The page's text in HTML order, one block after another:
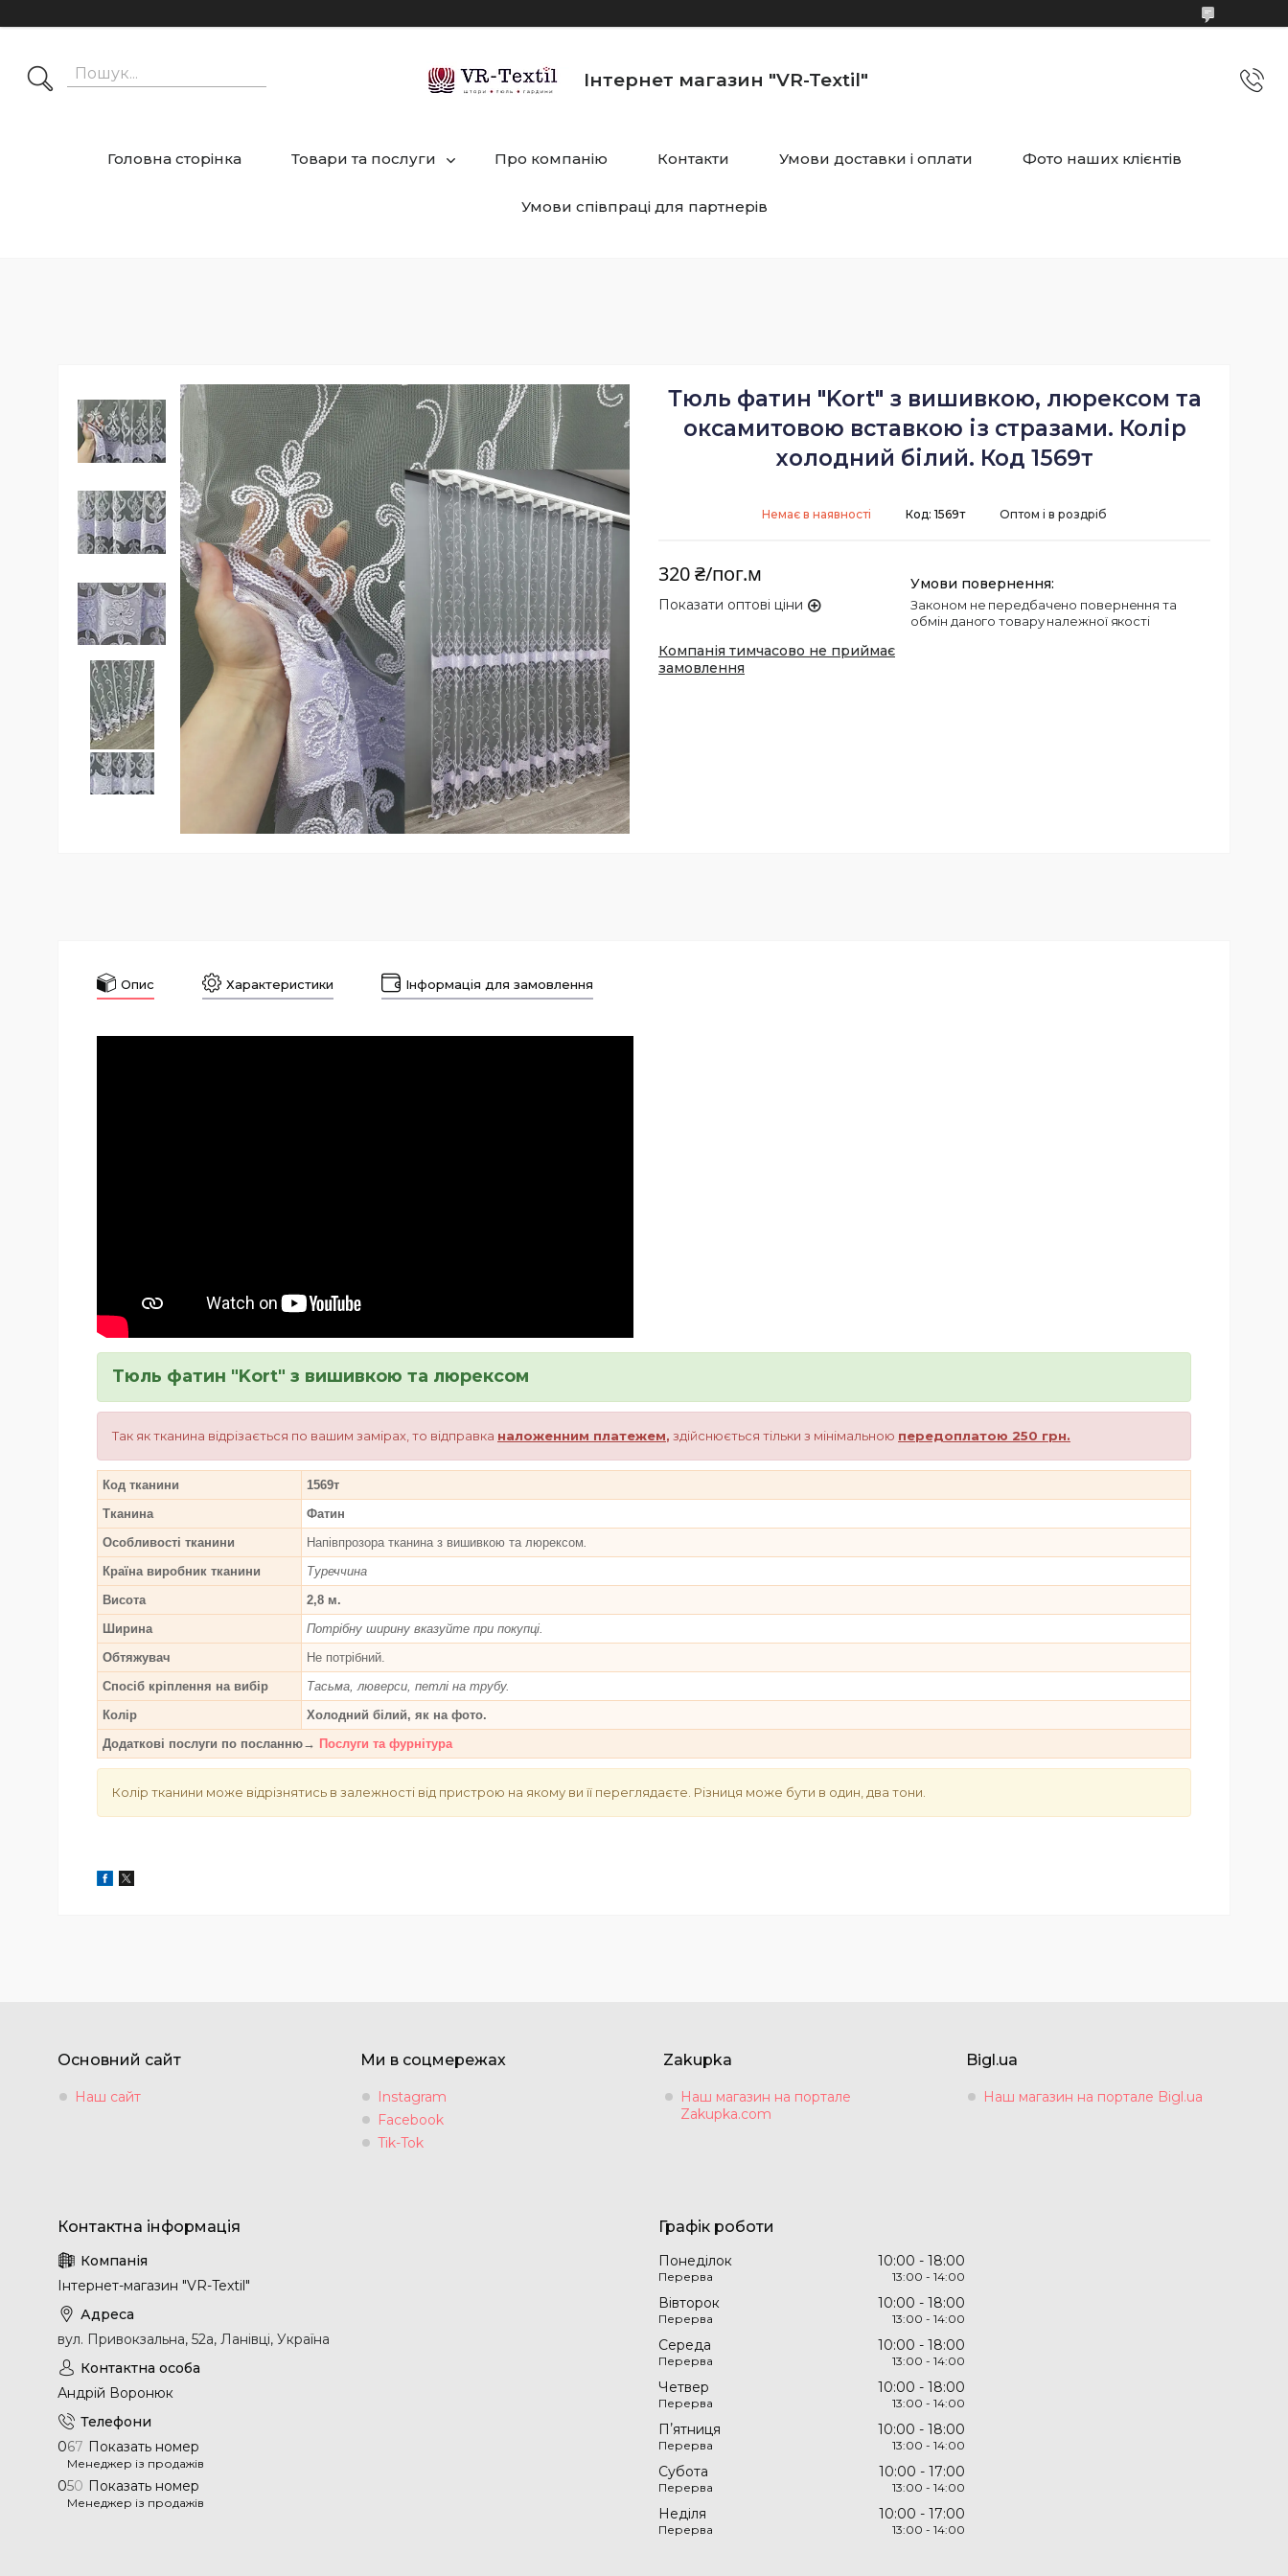
Інтернет магазин "VR-Textil"
Головна сторінка Товари та послуги Про компанію Контакти Умови доставки і оплати Фото наших клієнтів
Умови співпраці для партнерів
Тюль фатин "Kort" з вишивкою, люрексом та
оксамитовою вставкою із стразами. Колір
холодний білий. Код 1569т
Немає в наявності Оптом і в роздріб
Код: 1569т
320 ₴/пог.м
Показати оптові ціни
Компанія тимчасово не приймає
замовлення
Законом не передбачено повернення та
обмін даного товару належної якості
Опис Характеристики Інформація для замовлення
Тюль фатин "Kort" з вишивкою та люрексом
Так як тканина відрізається по вашим замірах, то відправка наложенним платежем, здійснюється тільки з мінімальною передоплатою 250 грн.
Код тканини
1569т
Тканина
Фатин
Особливості тканини
Напівпрозора тканина з вишивкою та люрексом.
Країна виробник тканини
Туреччина
Висота
2,8 м.
Ширина
Потрібну ширину вказуйте при покупці.
Обтяжувач
Не потрібний.
Спосіб кріплення на вибір
Тасьма, люверси, петлі на трубу.
Колір
Холодний білий, як на фото.
Додаткові послуги по посланню→ Послуги та фурнітура
Колір тканини може відрізнятись в залежності від пристрою на якому ви її переглядаєте. Різниця може бути в один, два тони.
Основний сайт
Наш сайт
Ми в соцмережах
Instagram
Facebook
Tik-Tok
Zakupka
Наш магазин на портале
Zakupka.com
Bigl.ua
Наш магазин на портале Bigl.ua
Інтернет-магазин "VR-Textil"
вул. Привокзальна, 52а, Ланівці, Україна
Андрій Воронюк
067 Показать номер
Менеджер із продажів
050 Показать номер
Менеджер із продажів
Графік роботи
Понеділок 10:00 18:00
13:00 14:00
Вівторок 10:00 18:00
13:00 14:00
Середа 10:00 18:00
13:00 14:00
Четвер 10:00 18:00
13:00 14:00
Пʼятниця 10:00 18:00
13:00 14:00
Субота 10:00 17:00
13:00 14:00
Неділя 10:00 17:00
13:00 14:00